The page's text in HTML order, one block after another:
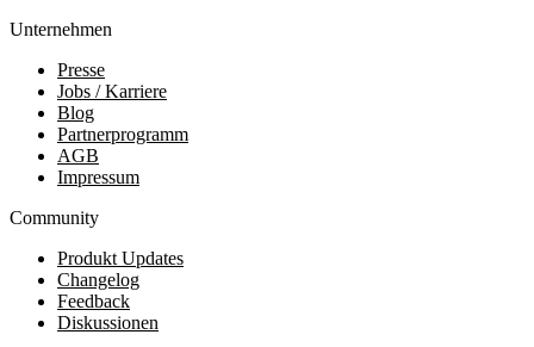
Unternehmen
Presse
Jobs / Karriere
Blog
Partnerprogramm
AGB
Impressum
Community
Produkt Updates
Changelog
Feedback
Diskussionen